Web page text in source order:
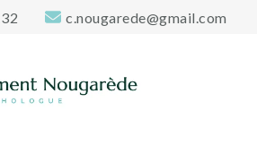
c.nougarede@gmail.com